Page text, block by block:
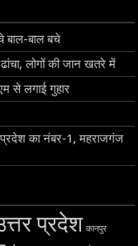
बाल-बाल बचे
लोगों की जान खतरे में
से लगाई गुहार
प्रदेश का नंबर-1, महराजगंज
प्रदेश कानपुर